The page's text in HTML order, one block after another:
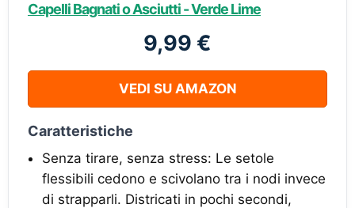
Capelli Bagnati o Asciutti - Verde Lime
9,99 €
VEDI SU AMAZON
Caratteristiche
Senza tirare, senza stress: Le setole
flessibili cedono e scivolano tra i nodi invece
di strapparli. Districati in pochi secondi,